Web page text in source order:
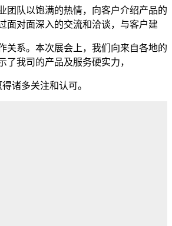
团队以饱满的热情，向客户介绍产品的
面对面深入的交流和洽谈，与客户建
关系。本次展会上，我们向来自各地的
了我司的产品及服务硬实力，
得诸多关注和认可。